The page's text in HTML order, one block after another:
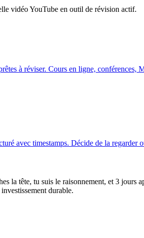
vidéo YouTube en outil de révision actif.
à réviser. Cours en ligne, conférences,
avec timestamps. Décide de la regarder
la tête, tu suis le raisonnement, et 3
durable.